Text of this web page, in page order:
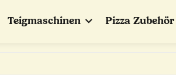
Teigmaschinen Pizza Zubehör